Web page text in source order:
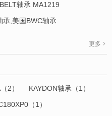
轴承 MA1219
承,美国BWC轴承
更多
2）
KAYDON轴承（1）
（1）